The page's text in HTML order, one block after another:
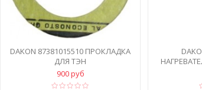
DAKON 87381015510 ПРОКЛАДКА
ДЛЯ ТЭН
900 руб